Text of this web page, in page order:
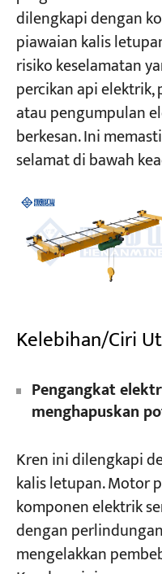
dilengkapi dengan
piawaian kalis
risiko keselamatan
percikan api elektrik,
atau pengumpulan
berkesan. Ini
selamat di bawah
Kelebihan/Ciri
Pengangkat
menghapuskan
Kren ini dilengkapi
kalis letupan. Motor
komponen elektrik
dengan
mengelakkan